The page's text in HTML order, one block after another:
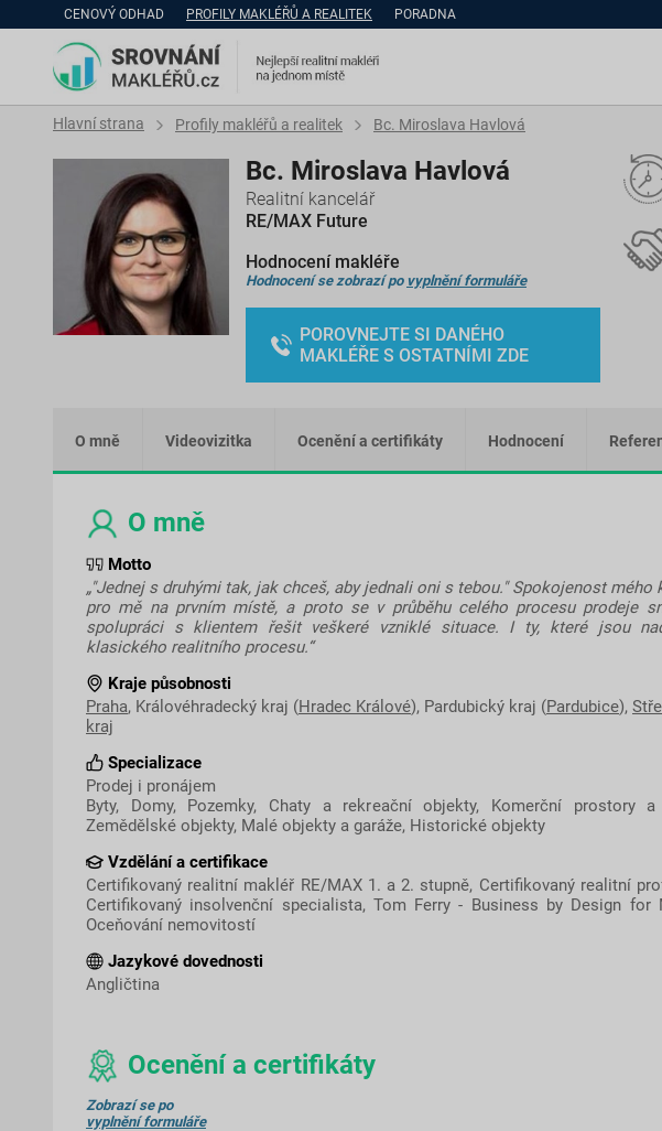
CENOVÝ ODHAD PROFILY MAKLÉŘŮ A REALITEK PORADNA
Hlavní strana Profily makléřů a realitek Bc. Miroslava Havlová
Bc. Miroslava Havlová
Realitní kancelář
RE/MAX Future
Hodnocení makléře
Hodnocení se zobrazí po vyplnění formuláře
POROVNEJTE SI DANÉHO
MAKLÉŘE S OSTATNÍMI ZDE
O mně Videovizitka Ocenění a certifikáty Hodnocení
O mně
Motto
„"Jednej s druhými tak, jak chceš, aby jednali oni s tebou." Spokojenost mého
pro mě na prvním místě, a proto se v průběhu celého procesu prodeje
spolupráci s klientem řešit veškeré vzniklé situace. I ty, které jsou
klasického realitního procesu.“
Kraje působnosti
Praha, Královéhradecký kraj (Hradec Králové), Pardubický kraj (Pardubice),
kraj
Specializace
Prodej i pronájem
Byty, Domy, Pozemky, Chaty a rekreační objekty, Komerční prostory a
Zemědělské objekty, Malé objekty a garáže, Historické objekty
Vzdělání a certifikace
Certifikovaný realitní makléř RE/MAX 1. a 2. stupně, Certifikovaný realitní
Certifikovaný insolvenční specialista, Tom Ferry - Business by Design for
Oceňování nemovitostí
Jazykové dovednosti
Angličtina
Ocenění a certifikáty
Zobrazí se po
vyplnění formuláře